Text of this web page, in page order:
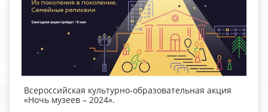
Всероссийская культурно-образовательная акция
«Ночь музеев – 2024».